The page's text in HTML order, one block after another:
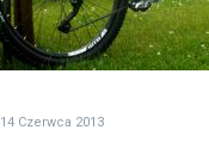
14 Czerwca 2013